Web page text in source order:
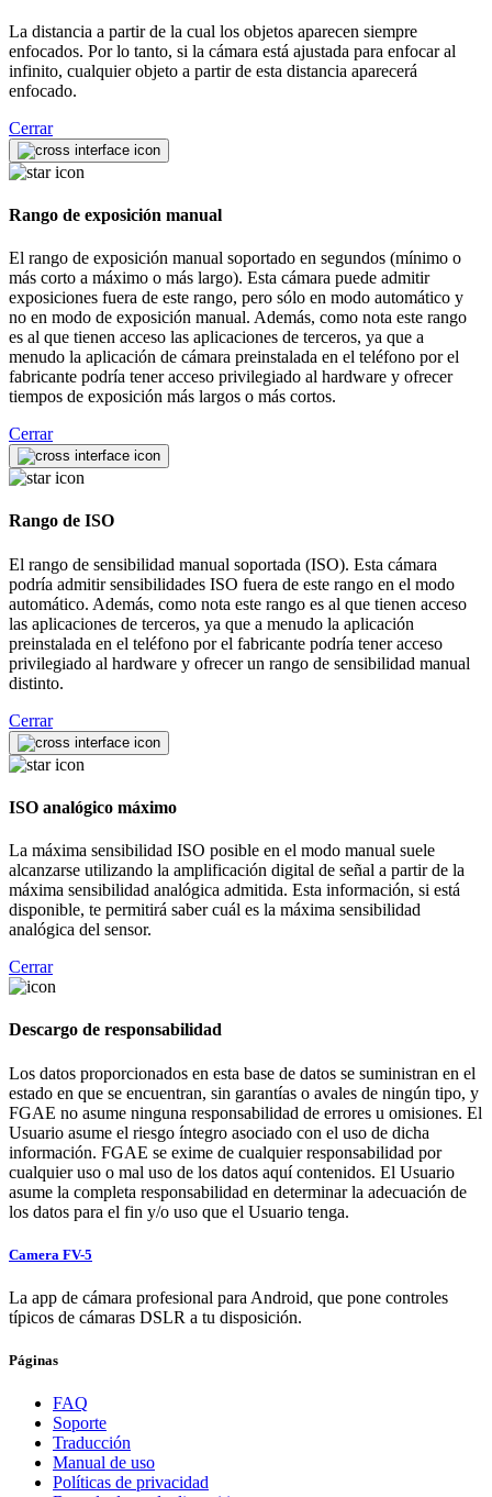
La distancia a partir de la cual los objetos aparecen siempre
enfocados. Por lo tanto, si la cámara está ajustada para enfocar al
infinito, cualquier objeto a partir de esta distancia aparecerá
enfocado.
Cerrar
Rango de exposición manual
El rango de exposición manual soportado en segundos (mínimo o
más corto a máximo o más largo). Esta cámara puede admitir
exposiciones fuera de este rango, pero sólo en modo automático y
no en modo de exposición manual. Además, como nota este rango
es al que tienen acceso las aplicaciones de terceros, ya que a
menudo la aplicación de cámara preinstalada en el teléfono por el
fabricante podría tener acceso privilegiado al hardware y ofrecer
tiempos de exposición más largos o más cortos.
Cerrar
Rango de ISO
El rango de sensibilidad manual soportada (ISO). Esta cámara
podría admitir sensibilidades ISO fuera de este rango en el modo
automático. Además, como nota este rango es al que tienen acceso
las aplicaciones de terceros, ya que a menudo la aplicación
preinstalada en el teléfono por el fabricante podría tener acceso
privilegiado al hardware y ofrecer un rango de sensibilidad manual
distinto.
Cerrar
ISO analógico máximo
La máxima sensibilidad ISO posible en el modo manual suele
alcanzarse utilizando la amplificación digital de señal a partir de la
máxima sensibilidad analógica admitida. Esta información, si está
disponible, te permitirá saber cuál es la máxima sensibilidad
analógica del sensor.
Cerrar
Descargo de responsabilidad
Los datos proporcionados en esta base de datos se suministran en el
estado en que se encuentran, sin garantías o avales de ningún tipo, y
FGAE no asume ninguna responsabilidad de errores u omisiones. El
Usuario asume el riesgo íntegro asociado con el uso de dicha
información. FGAE se exime de cualquier responsabilidad por
cualquier uso o mal uso de los datos aquí contenidos. El Usuario
asume la completa responsabilidad en determinar la adecuación de
los datos para el fin y/o uso que el Usuario tenga.
Camera FV-5
La app de cámara profesional para Android, que pone controles
típicos de cámaras DSLR a tu disposición.
Páginas
FAQ
Soporte
Traducción
Manual de uso
Políticas de privacidad